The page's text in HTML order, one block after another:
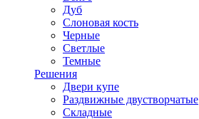
Дуб
Слоновая кость
Черные
Светлые
Темные
Решения
Двери купе
Раздвижные двустворчатые
Складные